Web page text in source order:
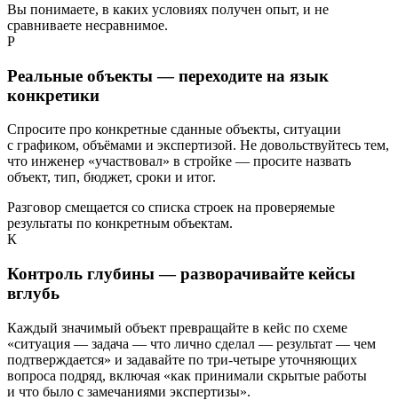
Вы понимаете, в каких условиях получен опыт, и не
сравниваете несравнимое.
Р
Реальные объекты — переходите на язык
конкретики
Спросите про конкретные сданные объекты, ситуации
с графиком, объёмами и экспертизой. Не довольствуйтесь тем,
что инженер «участвовал» в стройке — просите назвать
объект, тип, бюджет, сроки и итог.
Разговор смещается со списка строек на проверяемые
результаты по конкретным объектам.
К
Контроль глубины — разворачивайте кейсы
вглубь
Каждый значимый объект превращайте в кейс по схеме
«ситуация — задача — что лично сделал — результат — чем
подтверждается» и задавайте по три-четыре уточняющих
вопроса подряд, включая «как принимали скрытые работы
и что было с замечаниями экспертизы».